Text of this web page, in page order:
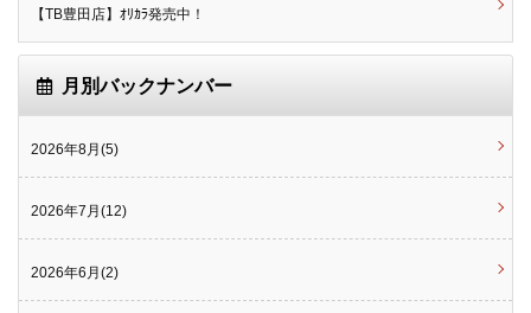
【TB豊田店】ｵﾘｶﾗ発売中！
月別バックナンバー
2026年8月(5)
2026年7月(12)
2026年6月(2)